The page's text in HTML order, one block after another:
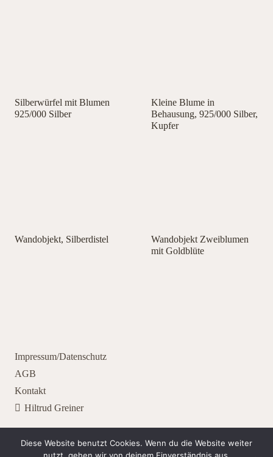
Silberwürfel mit Blumen
925/000 Silber
Kleine Blume in
Behausung, 925/000 Silber,
Kupfer
Wandobjekt, Silberdistel
Wandobjekt Zweiblumen
mit Goldblüte
Impressum/Datenschutz
AGB
Kontakt
Hiltrud Greiner
schmuck_objekte_bregenz
Diese Website benutzt Cookies. Wenn du die Website weiter